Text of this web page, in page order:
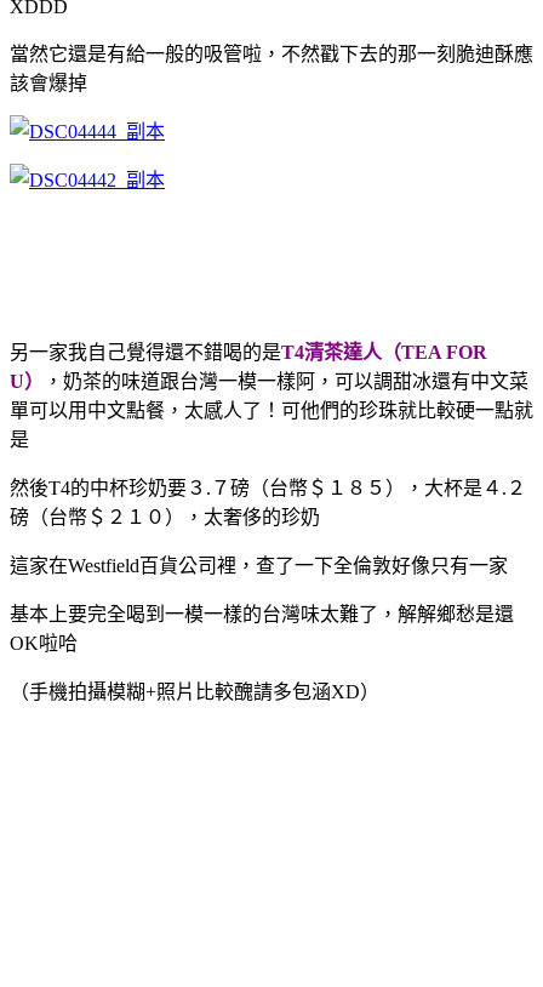
XDDD
當然它還是有給一般的吸管啦，不然戳下去的那一刻脆迪酥應
該會爆掉
另一家我自己覺得還不錯喝的是T4清茶達人（TEA FOR
U）
，奶茶的味道跟台灣一模一樣阿，可以調甜冰還有中文菜
單可以用中文點餐，太感人了！可他們的珍珠就比較硬一點就
是
然後T4的中杯珍奶要３.７磅（台幣＄１８５），大杯是４.２
磅（台幣＄２１０），太奢侈的珍奶
這家在Westfield百貨公司裡，查了一下全倫敦好像只有一家
基本上要完全喝到一模一樣的台灣味太難了，解解鄉愁是還
OK啦哈
（手機拍攝模糊+照片比較醜請多包涵XD）